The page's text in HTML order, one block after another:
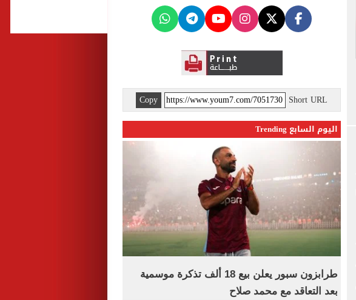
Short URL
Copy
اليوم السابع Trending
طرابزون سبور يعلن بيع 18 ألف تذكرة موسمية
بعد التعاقد مع محمد صلاح